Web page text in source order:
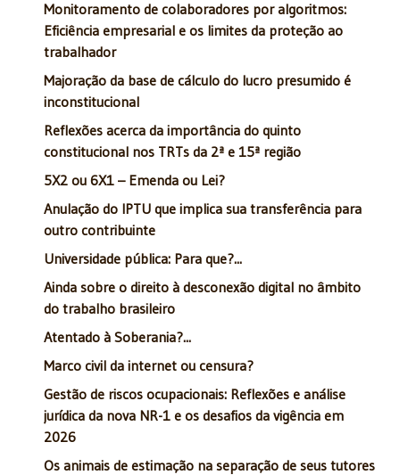
Monitoramento de colaboradores por algoritmos:
Eficiência empresarial e os limites da proteção ao
trabalhador
Majoração da base de cálculo do lucro presumido é
inconstitucional
Reflexões acerca da importância do quinto
constitucional nos TRTs da 2ª e 15ª região
5X2 ou 6X1 – Emenda ou Lei?
Anulação do IPTU que implica sua transferência para
outro contribuinte
Universidade pública: Para que?...
Ainda sobre o direito à desconexão digital no âmbito
do trabalho brasileiro
Atentado à Soberania?...
Marco civil da internet ou censura?
Gestão de riscos ocupacionais: Reflexões e análise
jurídica da nova NR-1 e os desafios da vigência em
2026
Os animais de estimação na separação de seus tutores